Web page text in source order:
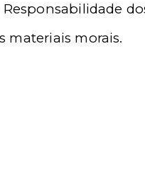
materiais morais.